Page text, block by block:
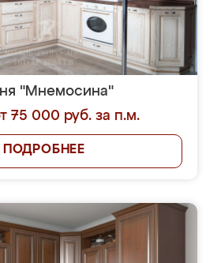
"Мнемосина"
75 000 руб. за п.м.
ПОДРОБНЕЕ